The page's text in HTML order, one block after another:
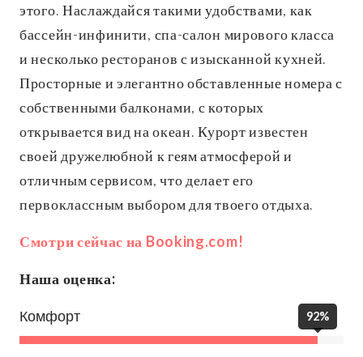
этого. Наслаждайся такими удобствами, как
бассейн-инфинити, спа-салон мирового класса
и несколько ресторанов с изысканной кухней.
Просторные и элегантно обставленные номера с
собственными балконами, с которых
открывается вид на океан. Курорт известен
своей дружелюбной к геям атмосферой и
отличным сервисом, что делает его
первоклассным выбором для твоего отдыха.
Смотри сейчас на Booking.com!
Наша оценка:
Комфорт 92%